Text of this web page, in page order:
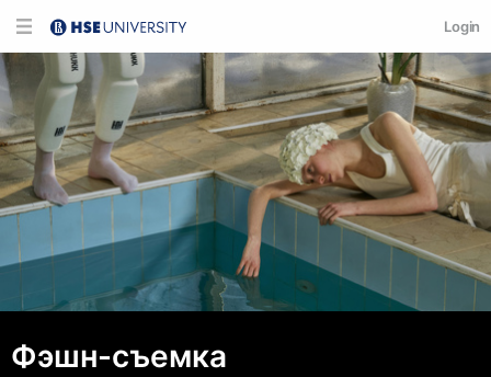
Login
Фэшн-съемка